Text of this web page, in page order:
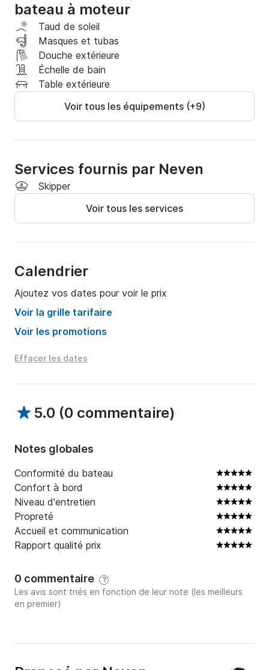
bateau à moteur
Taud de soleil
Masques et tubas
Douche extérieure
Échelle de bain
Table extérieure
Voir tous les équipements (+9)
Services fournis par Neven
Skipper
Voir tous les services
Calendrier
Ajoutez vos dates pour voir le prix
Voir la grille tarifaire
Voir les promotions
Effacer les dates
5.0 (0 commentaire)
Notes globales
Conformité du bateau
Confort à bord
Niveau d'entretien
Propreté
Accueil et communication
Rapport qualité prix
0 commentaire ?
Les avis sont triés en fonction de leur note (les meilleurs
en premier)